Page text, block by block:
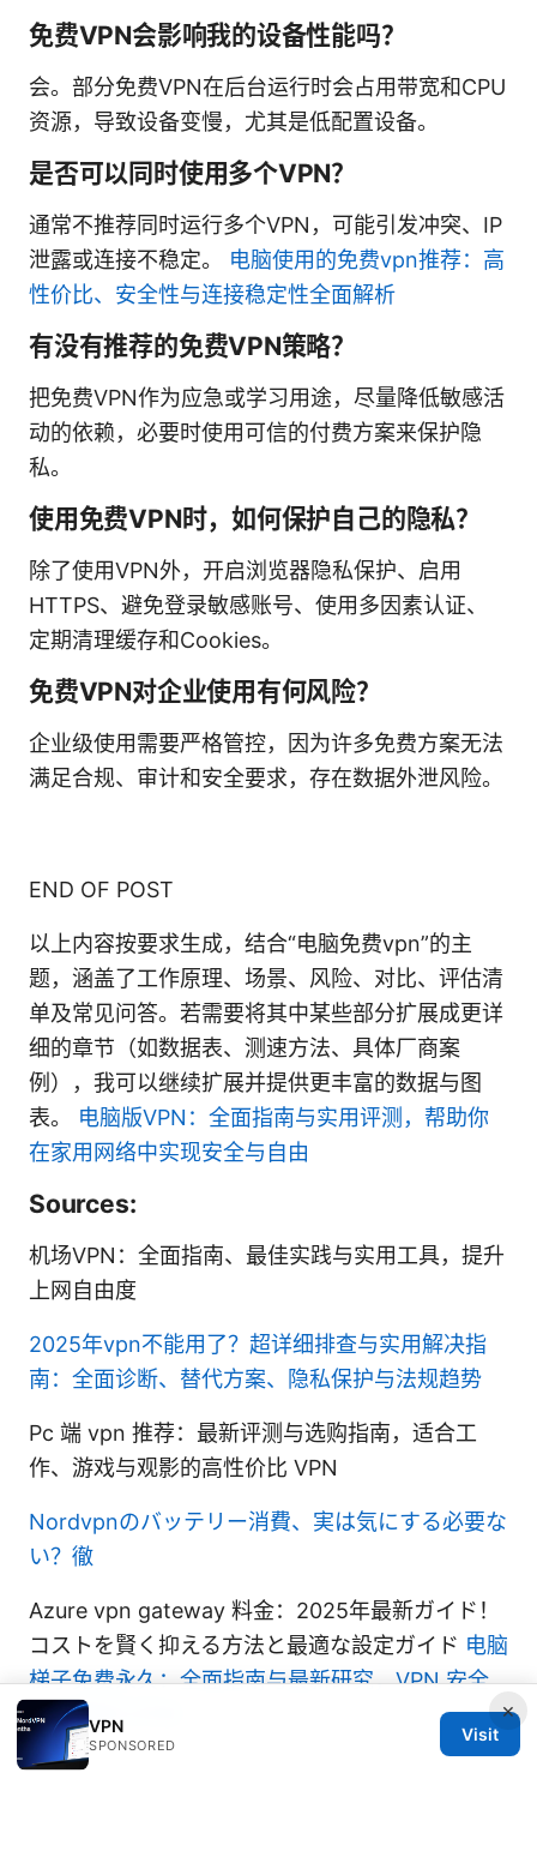
免费VPN会影响我的设备性能吗？
会。部分免费VPN在后台运行时会占用带宽和CPU
资源，导致设备变慢，尤其是低配置设备。
是否可以同时使用多个VPN？
通常不推荐同时运行多个VPN，可能引发冲突、IP
泄露或连接不稳定。 电脑使用的免费vpn推荐：高
性价比、安全性与连接稳定性全面解析
有没有推荐的免费VPN策略？
把免费VPN作为应急或学习用途，尽量降低敏感活
动的依赖，必要时使用可信的付费方案来保护隐
私。
使用免费VPN时，如何保护自己的隐私？
除了使用VPN外，开启浏览器隐私保护、启用
HTTPS、避免登录敏感账号、使用多因素认证、
定期清理缓存和Cookies。
免费VPN对企业使用有何风险？
企业级使用需要严格管控，因为许多免费方案无法
满足合规、审计和安全要求，存在数据外泄风险。
END OF POST
以上内容按要求生成，结合“电脑免费vpn”的主
题，涵盖了工作原理、场景、风险、对比、评估清
单及常见问答。若需要将其中某些部分扩展成更详
细的章节（如数据表、测速方法、具体厂商案
例），我可以继续扩展并提供更丰富的数据与图
表。 电脑版VPN：全面指南与实用评测，帮助你
在家用网络中实现安全与自由
Sources:
机场VPN：全面指南、最佳实践与实用工具，提升
上网自由度
2025年vpn不能用了？超详细排查与实用解决指
南：全面诊断、替代方案、隐私保护与法规趋势
Pc 端 vpn 推荐：最新评测与选购指南，适合工
作、游戏与观影的高性价比 VPN
Nordvpnのバッテリー消費、実は気にする必要な
い？徹
Azure vpn gateway 料金：2025年最新ガイド！
コストを賢く抑える方法と最適な設定ガイド 电脑
梯子免费永久：全面指南与最新研究，VPN 安全
上网教程与评测
×
VPN
SPONSORED
Visit